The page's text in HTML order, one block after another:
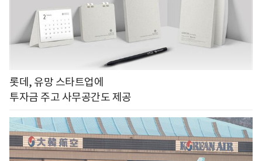
롯데, 유망 스타트업에
투자금 주고 사무공간도 제공